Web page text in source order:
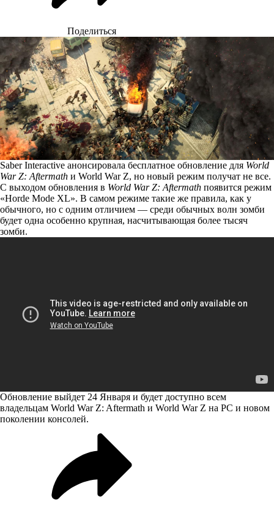
Поделиться
Saber Interactive анонсировала бесплатное обновление для World
War Z: Aftermath и World War Z, но новый режим получат не все.
С выходом обновления в World War Z: Aftermath появится режим
«Horde Mode XL». В самом режиме такие же правила, как у
обычного, но с одним отличием — среди обычных волн зомби
будет одна особенно крупная, насчитывающая более тысяч
зомби.
Обновление выйдет 24 Января и будет доступно всем
владельцам World War Z: Aftermath и World War Z на PC и новом
поколении консолей.